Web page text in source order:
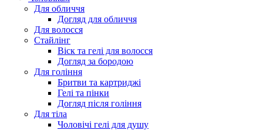
Для обличчя
Догляд для обличчя
Для волосся
Стайлінг
Віск та гелі для волосся
Догляд за бородою
Для гоління
Бритви та картриджі
Гелі та пінки
Догляд після гоління
Для тіла
Чоловічі гелі для душу